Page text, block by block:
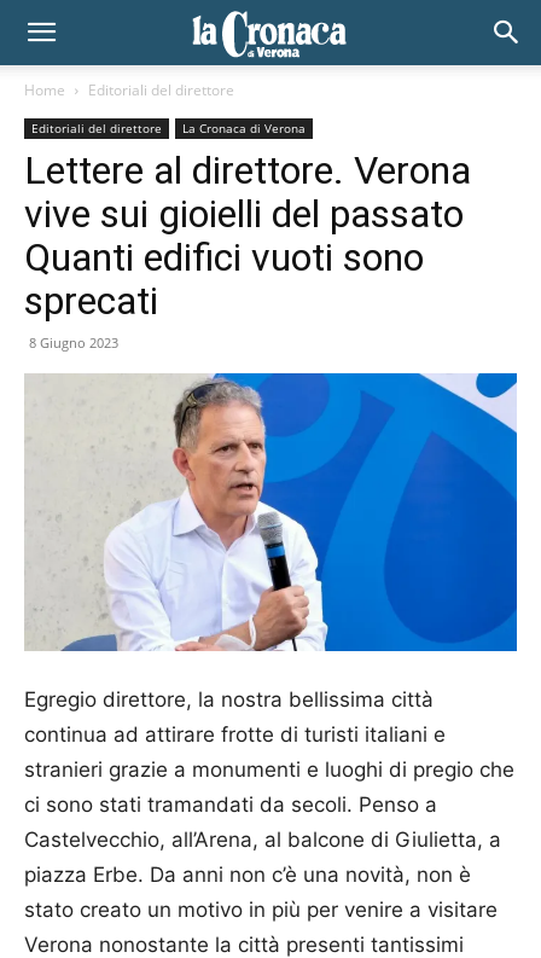
Home Editoriali del direttore
Editoriali del direttore La Cronaca di Verona
Lettere al direttore. Verona
vive sui gioielli del passato
Quanti edifici vuoti sono
sprecati
8 Giugno 2023
Egregio direttore, la nostra bellissima città
continua ad attirare frotte di turisti italiani e
stranieri grazie a monumenti e luoghi di pregio che
ci sono stati tramandati da secoli. Penso a
Castelvecchio, all’Arena, al balcone di Giulietta, a
piazza Erbe. Da anni non c’è una novità, non è
stato creato un motivo in più per venire a visitare
Verona nonostante la città presenti tantissimi